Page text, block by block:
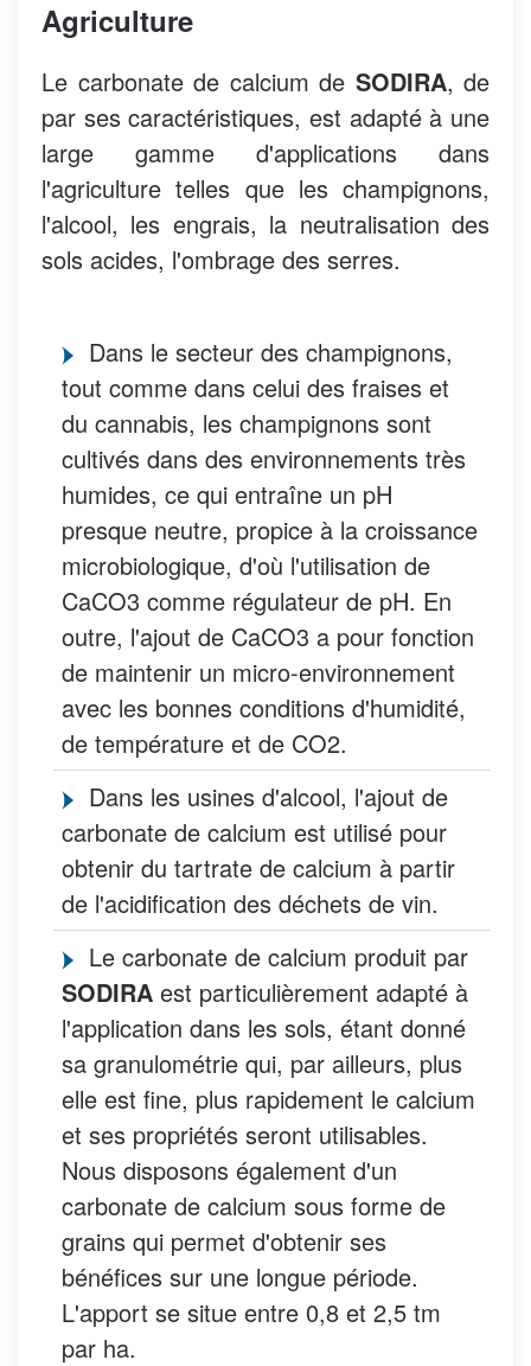
Agriculture
Le carbonate de calcium de SODIRA, de
par ses caractéristiques, est adapté à une
large gamme d'applications dans
l'agriculture telles que les champignons,
l'alcool, les engrais, la neutralisation des
sols acides, l'ombrage des serres.
Dans le secteur des champignons,
tout comme dans celui des fraises et
du cannabis, les champignons sont
cultivés dans des environnements très
humides, ce qui entraîne un pH
presque neutre, propice à la croissance
microbiologique, d'où l'utilisation de
CaCO3 comme régulateur de pH. En
outre, l'ajout de CaCO3 a pour fonction
de maintenir un micro-environnement
avec les bonnes conditions d'humidité,
de température et de CO2.
Dans les usines d'alcool, l'ajout de
carbonate de calcium est utilisé pour
obtenir du tartrate de calcium à partir
de l'acidification des déchets de vin.
Le carbonate de calcium produit par
SODIRA est particulièrement adapté à
l'application dans les sols, étant donné
sa granulométrie qui, par ailleurs, plus
elle est fine, plus rapidement le calcium
et ses propriétés seront utilisables.
Nous disposons également d'un
carbonate de calcium sous forme de
grains qui permet d'obtenir ses
bénéfices sur une longue période.
L'apport se situe entre 0,8 et 2,5 tm
par ha.